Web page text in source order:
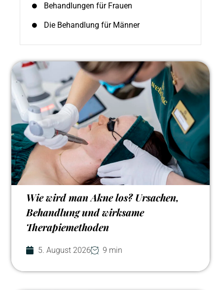
Wie wird man Akne los? Ursachen,
Behandlung und wirksame
Therapiemethoden
5. August 2026 9 min
Behandlungen für Frauen
Die Behandlung für Männer